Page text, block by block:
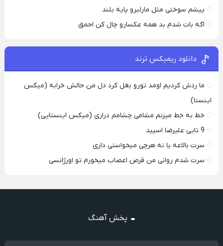
پیشم سوختی مثل مارلبرو پایه بلند
اگه بات شدم بد همه عکسارو چال کن احمق
دانلود ریمیکس ترند
ما ردش کردیم اومد تورو بغل کرد دل من حالش خرابه (میکس
اینستا)
خط به خط میزنم مشامی چشامم دراری (میکس اینستایی)
9 تایی علیرضا اسپید
سرت بالاعه یا نه هرچی میخواستی داری
سرت شدم روانی من قرص اعصاب میخورم تو اورژانسی
پخش آهنگ